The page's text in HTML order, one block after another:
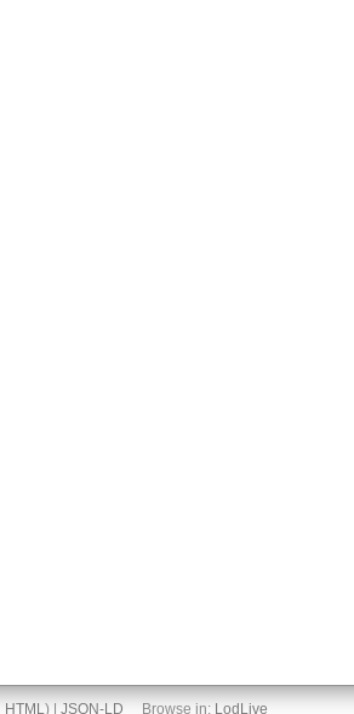
HTML) | JSON-LD Browse in: LodLive